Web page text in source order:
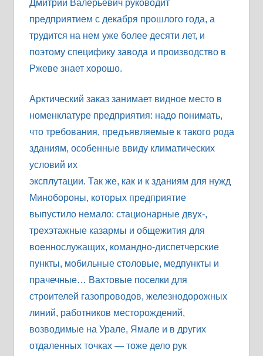
Дмитрий Валерьевич руководит
предприятием с декабря прошлого года, а
трудится на нем уже более десяти лет, и
поэтому специфику завода и производство в
Ржеве знает хорошо.
Арктический заказ занимает видное место в
номенклатуре предприятия: надо понимать,
что требования, предъявляемые к такого рода
зданиям, особенные ввиду климатических
условий их
эксплутации. Так же, как и к зданиям для нужд
Минобороны, которых предприятие
выпустило немало: стационарные двух-,
трехэтажные казармы и общежития для
военнослужащих, командно-диспетчерские
пункты, мобильные столовые, медпункты и
прачечные… Вахтовые поселки для
строителей газопроводов, железнодорожных
линий, работников месторождений,
возводимые на Урале, Ямале и в других
отдаленных точках — тоже дело рук